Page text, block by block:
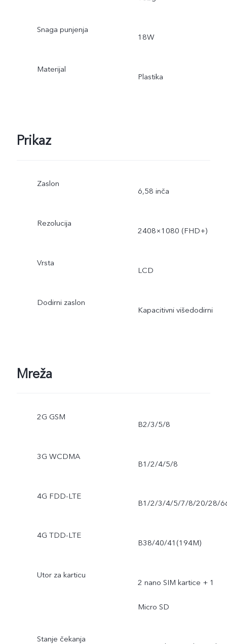
Snaga punjenja
18W
Materijal
Plastika
Prikaz
Zaslon
6,58 inča
Rezolucija
2408×1080 (FHD+)
Vrsta
LCD
Dodirni zaslon
Kapacitivni višedodirni
Mreža
2G GSM
B2/3/5/8
3G WCDMA
B1/2/4/5/8
4G FDD-LTE
B1/2/3/4/5/7/8/20/28/
4G TDD-LTE
B38/40/41(194M)
Utor za karticu
2 nano SIM kartice + 1
Micro SD
Stanje čekanja